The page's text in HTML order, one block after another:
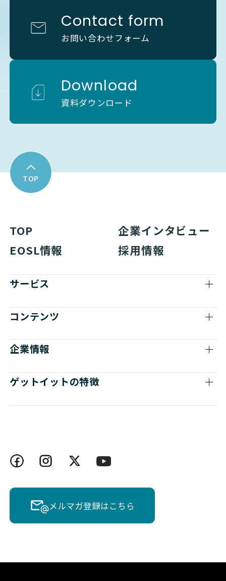
Contact form
お問い合わせフォーム
Download
資料ダウンロード
TOP
TOP
企業インタビュー
EOSL情報
採用情報
サービス
コンテンツ
企業情報
ゲットイットの特徴
メルマガ登録はこちら